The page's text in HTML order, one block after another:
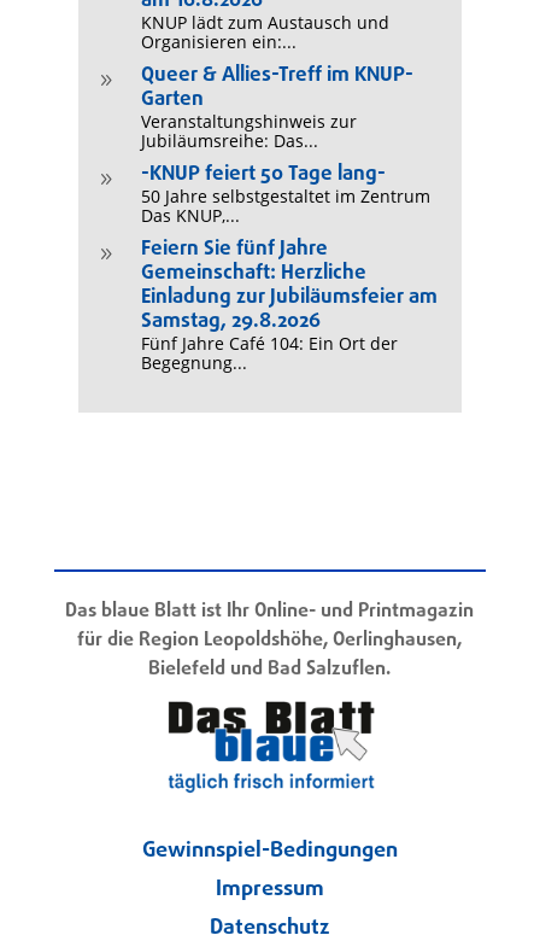
KNUP lädt zum Austausch und
Organisieren ein:...
9
Queer & Allies-Treff im KNUP-
Garten
Veranstaltungshinweis zur
Jubiläumsreihe: Das...
9 -KNUP feiert 50 Tage lang-
50 Jahre selbstgestaltet im Zentrum
Das KNUP,...
9
Feiern Sie fünf Jahre
Gemeinschaft: Herzliche
Einladung zur Jubiläumsfeier am
Samstag, 29.8.2026
Fünf Jahre Café 104: Ein Ort der
Begegnung...
Das blaue Blatt ist Ihr Online- und Printmagazin
für die Region Leopoldshöhe, Oerlinghausen,
Bielefeld und Bad Salzuflen.
Gewinnspiel-Bedingungen
Impressum
Datenschutz